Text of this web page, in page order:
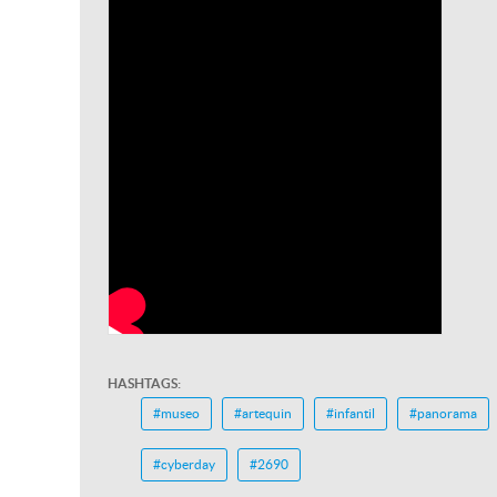
HASHTAGS:
#museo #artequin #infantil #panorama
#cyberday #2690